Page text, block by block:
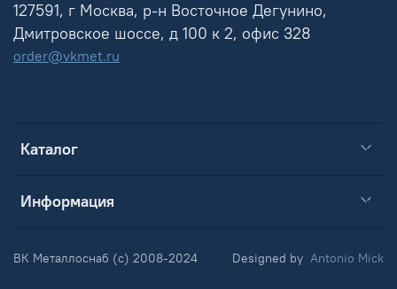
Каталог
Информация
127591, г Москва, р-н Восточное Дегунино,
Дмитровское шоссе, д 100 к 2, офис 328
order@vkmet.ru
ВК Металлоснаб (c) 2008-2024 Designed by Antonio Mick